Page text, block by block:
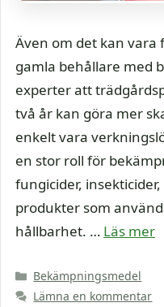
Även om det kan
gamla behållare med
experter att
två år kan göra mer
enkelt vara
en stor roll för
fungicider,
produkter som
hållbarhet. … Läs mer
Kategorier
Bekämpningsmedel
Lämna en kommentar